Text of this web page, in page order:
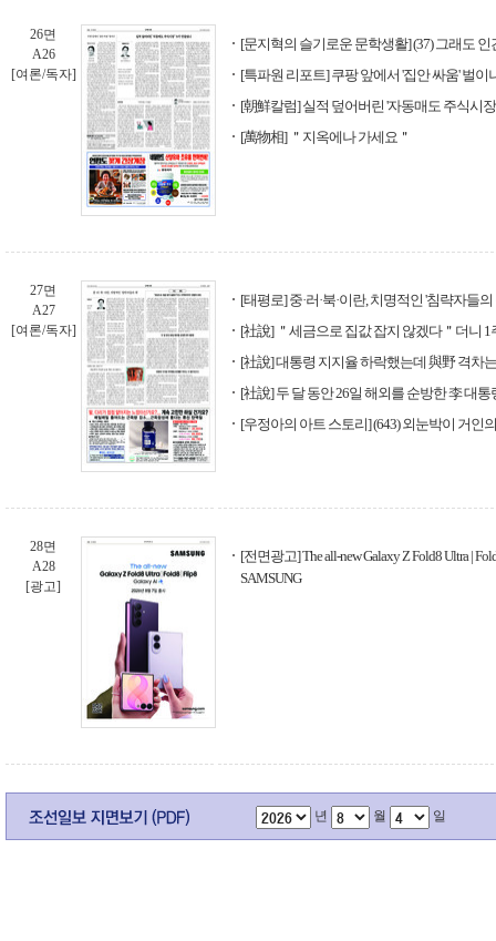
26면
A26
[여론/독자]
[문지혁의 슬기로운 문학생활] (37) 그래도 인
[특파원 리포트] 쿠팡 앞에서 '집안 싸움' 벌이
[朝鮮칼럼] 실적 덮어버린 '자동매도 주식시
[萬物相] ＂지옥에나 가세요＂
27면
A27
[여론/독자]
[태평로] 중·러·북·이란, 치명적인 '침략자들의
[社說] ＂세금으로 집값 잡지 않겠다＂더니
[社說] 대통령 지지율 하락했는데 與野 격차
[社說] 두 달 동안 26일 해외를 순방한 李 대통
[우정아의 아트 스토리] (643) 외눈박이 거인
28면
A28
[광고]
[전면광고] The all-new Galaxy Z Fold8 Ultra |
SAMSUNG
년 월 일